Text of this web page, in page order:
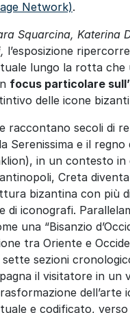
Network).
Squarcina, Katerina
l’esposizione
lungo la rotta che
focus particolare
delle icone
raccontano secoli di
Serenissima e il regno
in un contesto
Creta
bizantina con più
di iconografi.
una “Bisanzio
tra Oriente e
sette sezioni
il visitatore in un
dell’arte
e codificato,